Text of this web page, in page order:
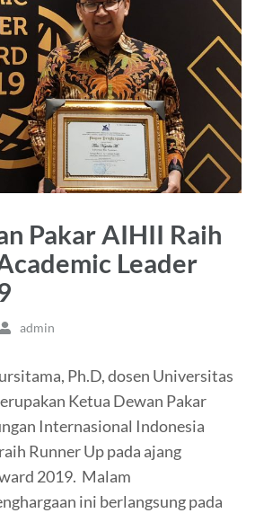
Pakar AIHII Raih
Leader
admin
Ph.D, dosen Universitas
Ketua Dewan Pakar
Internasional Indonesia
Runner Up pada ajang
2019. Malam
ini berlangsung pada